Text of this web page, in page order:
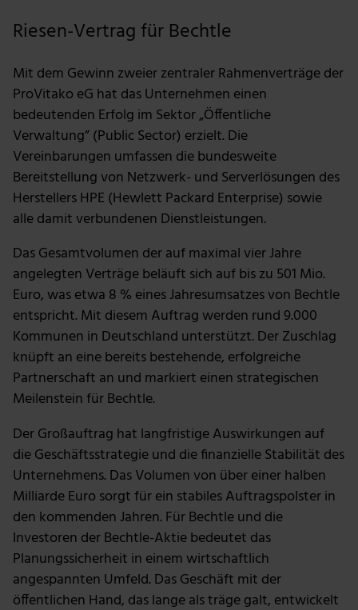
Riesen-Vertrag für Bechtle
Mit dem Gewinn zweier zentraler Rahmenverträge der
ProVitako eG hat das Unternehmen einen
bedeutenden Erfolg im Sektor „Öffentliche
Verwaltung” (Public Sector) erzielt. Die
Vereinbarungen umfassen die bundesweite
Bereitstellung von Netzwerk- und Serverlösungen des
Herstellers HPE (Hewlett Packard Enterprise) sowie
alle damit verbundenen Dienstleistungen.
Das Gesamtvolumen der auf maximal vier Jahre
angelegten Verträge beläuft sich auf bis zu 501 Mio.
Euro, was etwa 8 % eines Jahresumsatzes von Bechtle
entspricht. Mit diesem Auftrag werden rund 9.000
Kommunen in Deutschland unterstützt. Der Zuschlag
knüpft an eine bereits bestehende, erfolgreiche
Partnerschaft an und markiert einen strategischen
Meilenstein für Bechtle.
Der Großauftrag hat langfristige Auswirkungen auf
die Geschäftsstrategie und die finanzielle Stabilität des
Unternehmens. Das Volumen von über einer halben
Milliarde Euro sorgt für ein stabiles Auftragspolster in
den kommenden Jahren. Für Bechtle und die
Investoren der Bechtle-Aktie bedeutet das
Planungssicherheit in einem wirtschaftlich
angespannten Umfeld. Das Geschäft mit der
öffentlichen Hand, das lange als träge galt, entwickelt